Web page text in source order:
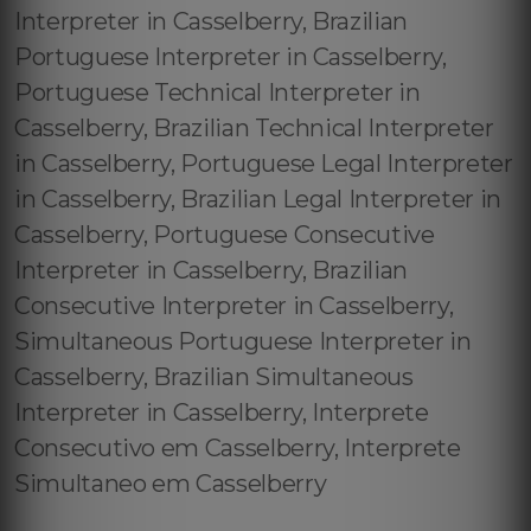
Interpreter in Casselberry, Brazilian
Portuguese Interpreter in Casselberry,
Portuguese Technical Interpreter in
Casselberry, Brazilian Technical Interpreter
in Casselberry, Portuguese Legal Interpreter
in Casselberry, Brazilian Legal Interpreter in
Casselberry, Portuguese Consecutive
Interpreter in Casselberry, Brazilian
Consecutive Interpreter in Casselberry,
Simultaneous Portuguese Interpreter in
Casselberry, Brazilian Simultaneous
Interpreter in Casselberry, Interprete
Consecutivo em Casselberry, Interprete
Simultaneo em Casselberry